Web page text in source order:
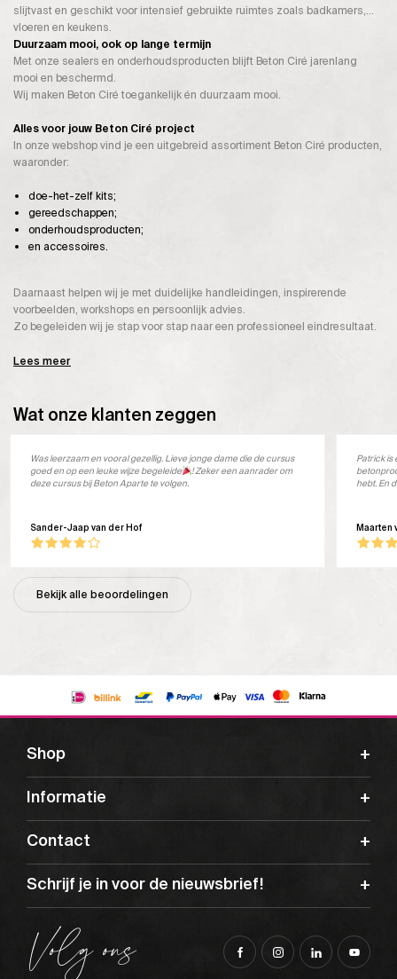
slijtvast en geschikt voor intensief gebruikte ruimtes zoals badkamers,
vloeren en keukens.
Duurzaam mooi, ook op lange termijn
Met onze sealers en onderhoudsproducten blijft Beton Ciré jarenlang
mooi en beschermd.
Wij maken Beton Ciré toegankelijk én duurzaam mooi.
Alles voor jouw Beton Ciré project
In onze webshop vind je een uitgebreid assortiment Beton Ciré producten,
waaronder:
doe-het-zelf kits;
gereedschappen;
onderhoudsproducten;
en accessoires.
Daarnaast helpen wij je met duidelijke handleidingen, inspirerende
voorbeelden, workshops en persoonlijk advies.
Zo begeleiden wij je stap voor stap naar een professioneel eindresultaat.
Lees meer
Wat onze klanten zeggen
Sander-Jaap van der Hof
Was leerzaam en vooral gezellig. Lieve jonge dame die de cursus
goed en op een leuke wijze begeleide
! Zeker een aanrader om
deze cursus bij Beton Aparte te volgen.
Maarten
Patrick is
hebt. En
Bekijk alle beoordelingen
Shop
Informatie
Contact
Schrijf je in voor de nieuwsbrief!
Volg ons